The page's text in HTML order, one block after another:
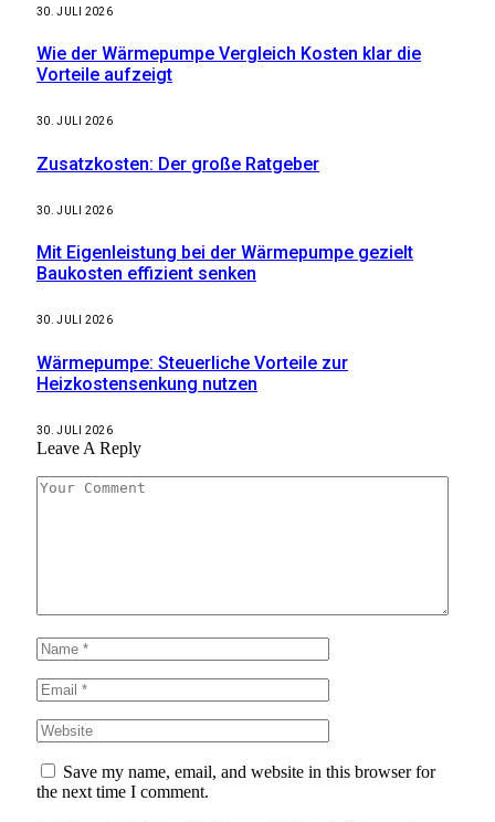
30. JULI 2026
Wie der Wärmepumpe Vergleich Kosten klar die
Vorteile aufzeigt
30. JULI 2026
Zusatzkosten: Der große Ratgeber
30. JULI 2026
Mit Eigenleistung bei der Wärmepumpe gezielt
Baukosten effizient senken
30. JULI 2026
Wärmepumpe: Steuerliche Vorteile zur
Heizkostensenkung nutzen
30. JULI 2026
Leave A Reply
Save my name, email, and website in this browser for
the next time I comment.